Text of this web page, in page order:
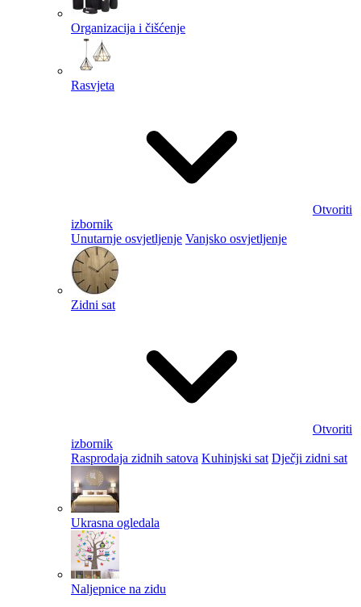
Organizacija i čišćenje
Rasvjeta
Otvoriti
izbornik
Unutarnje osvjetljenje Vanjsko osvjetljenje
Zidni sat
Otvoriti
izbornik
Rasprodaja zidnih satova Kuhinjski sat Dječji zidni sat
Ukrasna ogledala
Naljepnice na zidu